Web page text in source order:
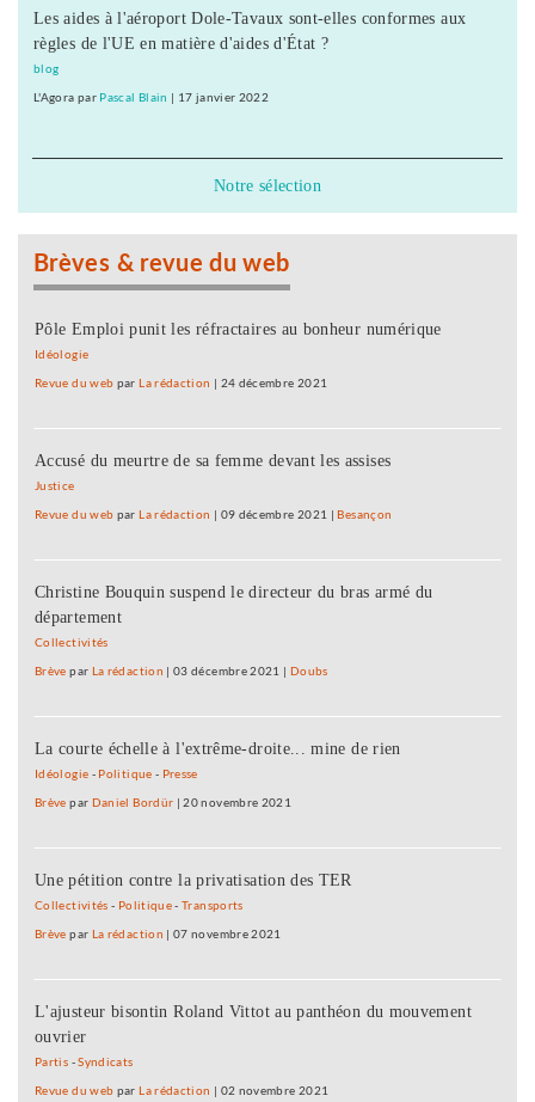
Les aides à l'aéroport Dole-Tavaux sont-elles conformes aux
règles de l'UE en matière d'aides d'État ?
blog
L'Agora par Pascal Blain | 17 janvier 2022
Notre sélection
Brèves & revue du web
Pôle Emploi punit les réfractaires au bonheur numérique
Idéologie
Revue du web parLa rédaction | 24 décembre 2021
Accusé du meurtre de sa femme devant les assises
Justice
Revue du web parLa rédaction | 09 décembre 2021 |Besançon
Christine Bouquin suspend le directeur du bras armé du
département
Collectivités
Brève par La rédaction |03 décembre 2021 | Doubs
La courte échelle à l'extrême-droite... mine de rien
Idéologie - Politique - Presse
Brève par Daniel Bordür |20 novembre 2021
Une pétition contre la privatisation des TER
Collectivités - Politique-Transports
Brève par La rédaction |07 novembre 2021
L'ajusteur bisontin Roland Vittot au panthéon du mouvement
ouvrier
Partis -Syndicats
Revue du web parLa rédaction | 02 novembre 2021